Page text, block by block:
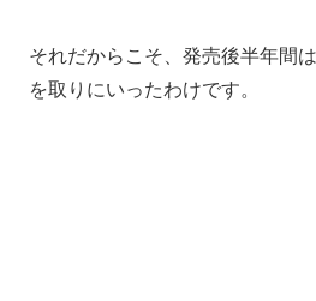
それだからこそ、発売後半年間
を取りにいったわけです。